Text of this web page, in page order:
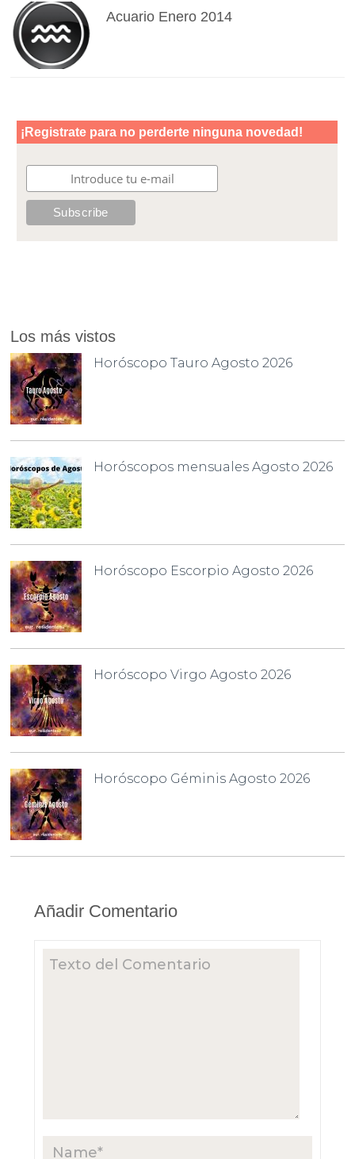
Acuario Enero 2014
Los más vistos
Horóscopo Tauro Agosto 2026
Horóscopos mensuales Agosto 2026
Horóscopo Escorpio Agosto 2026
Horóscopo Virgo Agosto 2026
Horóscopo Géminis Agosto 2026
Añadir Comentario